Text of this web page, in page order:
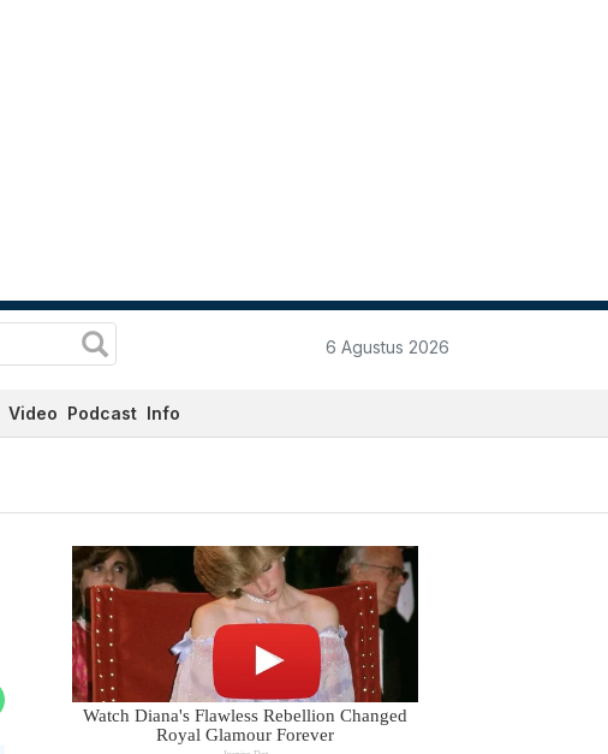
6 Agustus 2026
Video Podcast Info